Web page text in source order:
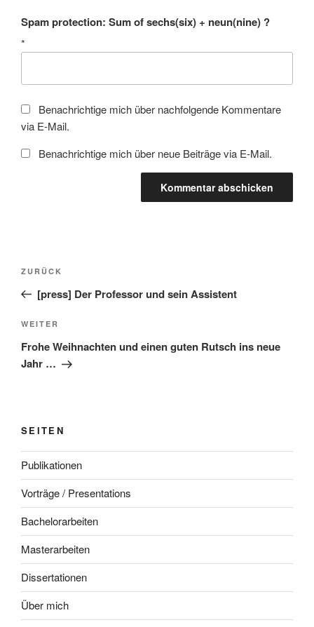
Spam protection: Sum of sechs(six) + neun(nine) ?
*
Benachrichtige mich über nachfolgende Kommentare
via E-Mail.
Benachrichtige mich über neue Beiträge via E-Mail.
Beitragsnavigation
Vorheriger
Beitrag
ZURÜCK
[press] Der Professor und sein Assistent
Nächster
Beitrag
WEITER
Frohe Weihnachten und einen guten Rutsch ins neue
Jahr …
SEITEN
Publikationen
Vorträge / Presentations
Bachelorarbeiten
Masterarbeiten
Dissertationen
Über mich